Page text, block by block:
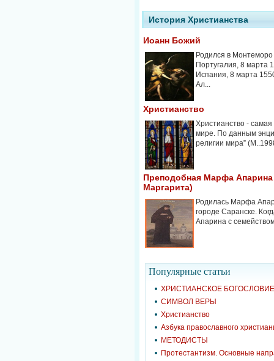
История Христианства
Иоанн Божий
Родился в
Португалия, 8 марта
Испания, 8 марта
Ал...
Христианство
Христианство -
мире. По данным
религии мира”
Преподобная Марфа
Маргарита)
Родилась Марфа
городе Саранске.
Апарина с
Популярные cтатьи
ХРИСТИАНСКОЕ БОГОСЛОВИЕ
СИМВОЛ ВЕРЫ
Христианство
Азбука православного
МЕТОДИСТЫ
Протестантизм. Основные